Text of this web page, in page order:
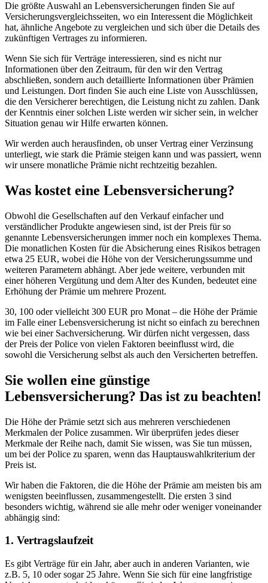
Die größte Auswahl an Lebensversicherungen finden Sie auf
Versicherungsvergleichsseiten, wo ein Interessent die Möglichkeit
hat, ähnliche Angebote zu vergleichen und sich über die Details des
zukünftigen Vertrages zu informieren.
Wenn Sie sich für Verträge interessieren, sind es nicht nur
Informationen über den Zeitraum, für den wir den Vertrag
abschließen, sondern auch detaillierte Informationen über Prämien
und Leistungen. Dort finden Sie auch eine Liste von Ausschlüssen,
die den Versicherer berechtigen, die Leistung nicht zu zahlen. Dank
der Kenntnis einer solchen Liste werden wir sicher sein, in welcher
Situation genau wir Hilfe erwarten können.
Wir werden auch herausfinden, ob unser Vertrag einer Verzinsung
unterliegt, wie stark die Prämie steigen kann und was passiert, wenn
wir unsere monatliche Prämie nicht rechtzeitig bezahlen.
Was kostet eine Lebensversicherung?
Obwohl die Gesellschaften auf den Verkauf einfacher und
verständlicher Produkte angewiesen sind, ist der Preis für so
genannte Lebensversicherungen immer noch ein komplexes Thema.
Die monatlichen Kosten für die Absicherung eines Risikos betragen
etwa 25 EUR, wobei die Höhe von der Versicherungssumme und
weiteren Parametern abhängt. Aber jede weitere, verbunden mit
einer höheren Vergütung und dem Alter des Kunden, bedeutet eine
Erhöhung der Prämie um mehrere Prozent.
30, 100 oder vielleicht 300 EUR pro Monat – die Höhe der Prämie
im Falle einer Lebensversicherung ist nicht so einfach zu berechnen
wie bei einer Sachversicherung. Wir dürfen nicht vergessen, dass
der Preis der Police von vielen Faktoren beeinflusst wird, die
sowohl die Versicherung selbst als auch den Versicherten betreffen.
Sie wollen eine günstige
Lebensversicherung? Das ist zu beachten!
Die Höhe der Prämie setzt sich aus mehreren verschiedenen
Merkmalen der Police zusammen. Wir überprüfen jedes dieser
Merkmale der Reihe nach, damit Sie wissen, was Sie tun müssen,
um bei der Police zu sparen, wenn das Hauptauswahlkriterium der
Preis ist.
Wir haben die Faktoren, die die Höhe der Prämie am meisten bis am
wenigsten beeinflussen, zusammengestellt. Die ersten 3 sind
besonders wichtig, während sie alle mehr oder weniger voneinander
abhängig sind:
1. Vertragslaufzeit
Es gibt Verträge für ein Jahr, aber auch in anderen Varianten, wie
z.B. 5, 10 oder sogar 25 Jahre. Wenn Sie sich für eine langfristige